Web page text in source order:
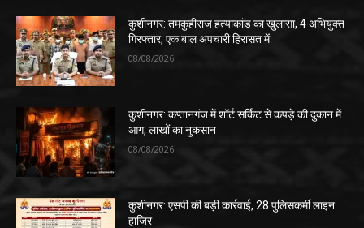
कुशीनगर: तमकुहीराज हत्याकांड का खुलासा, 4 अभियुक्त
गिरफ्तार, एक बाल अपचारी हिरासत में
08/08/2026
कुशीनगर: कप्तानगंज में शॉर्ट सर्किट से कपड़े की दुकान में
आग, लाखों का नुकसान
08/08/2026
कुशीनगर: एसपी की बड़ी कार्रवाई, 28 पुलिसकर्मी लाइन
हाजिर